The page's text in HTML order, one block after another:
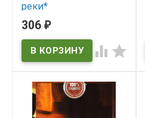
реки*
В наличии
306 ₽
 